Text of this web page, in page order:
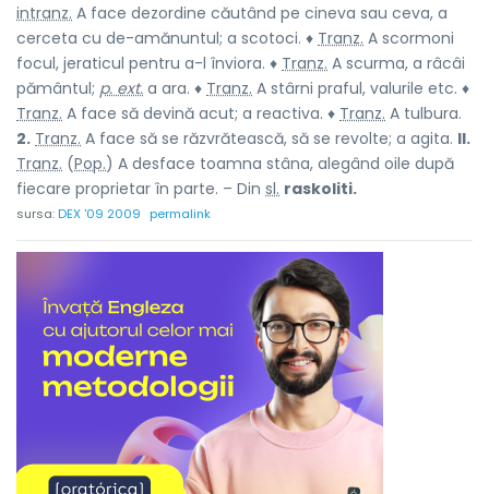
intranz. A face dezordine căutând pe cineva sau ceva, a
cerceta cu de-amănuntul; a scotoci. ♦ Tranz. A scormoni
focul, jeraticul pentru a-l înviora. ♦ Tranz. A scurma, a râcâi
pământul; p. ext. a ara. ♦ Tranz. A stârni praful, valurile etc. ♦
Tranz. A face să devină acut; a reactiva. ♦ Tranz. A tulbura.
2. Tranz. A face să se răzvrătească, să se revolte; a agita. II.
Tranz. (Pop.) A desface toamna stâna, alegând oile după
fiecare proprietar în parte. – Din sl. raskoliti.
sursa:DEX '09 2009 permalink